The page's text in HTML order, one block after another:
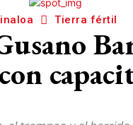
Tierra fértil